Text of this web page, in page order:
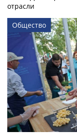
отрасли
Общество